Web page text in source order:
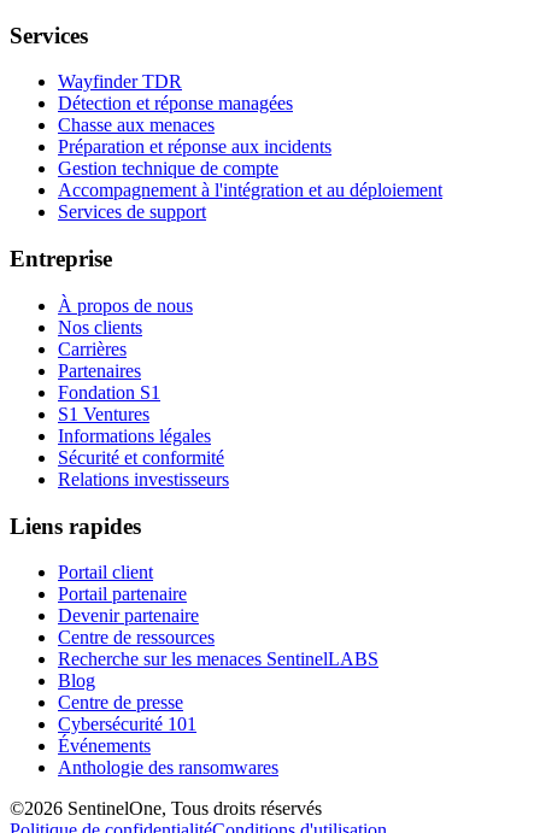
Services
Wayfinder TDR
Détection et réponse managées
Chasse aux menaces
Préparation et réponse aux incidents
Gestion technique de compte
Accompagnement à l'intégration et au déploiement
Services de support
Entreprise
À propos de nous
Nos clients
Carrières
Partenaires
Fondation S1
S1 Ventures
Informations légales
Sécurité et conformité
Relations investisseurs
Liens rapides
Portail client
Portail partenaire
Devenir partenaire
Centre de ressources
Recherche sur les menaces SentinelLABS
Blog
Centre de presse
Cybersécurité 101
Événements
Anthologie des ransomwares
©2026 SentinelOne, Tous droits réservés